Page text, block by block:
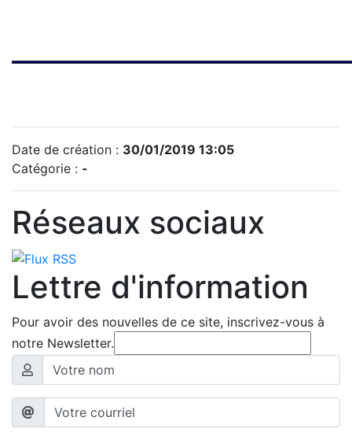
Date de création : 30/01/2019 13:05
Catégorie : -
Réseaux sociaux
Lettre d'information
Pour avoir des nouvelles de ce site, inscrivez-vous à
notre Newsletter.